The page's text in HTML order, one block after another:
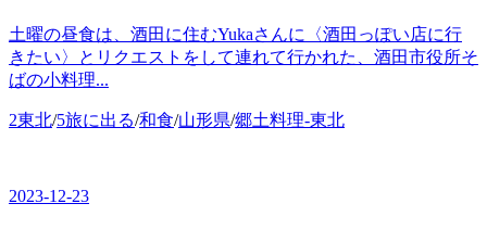
土曜の昼食は、酒田に住むYukaさんに〈酒田っぽい店に行
きたい〉とリクエストをして連れて行かれた、酒田市役所そ
ばの小料理...
カ
リ
ー
2東北/5旅に出る/和食/山形県/郷土料理-東北
2023-12-23